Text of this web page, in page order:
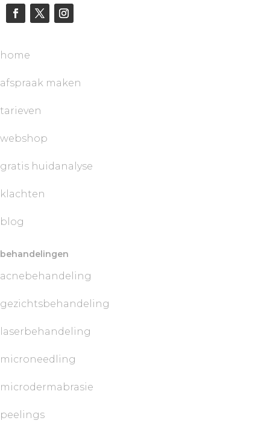
home
afspraak maken
tarieven
webshop
gratis huidanalyse
klachten
blog
behandelingen
acnebehandeling
gezichtsbehandeling
laserbehandeling
microneedling
microdermabrasie
peelings